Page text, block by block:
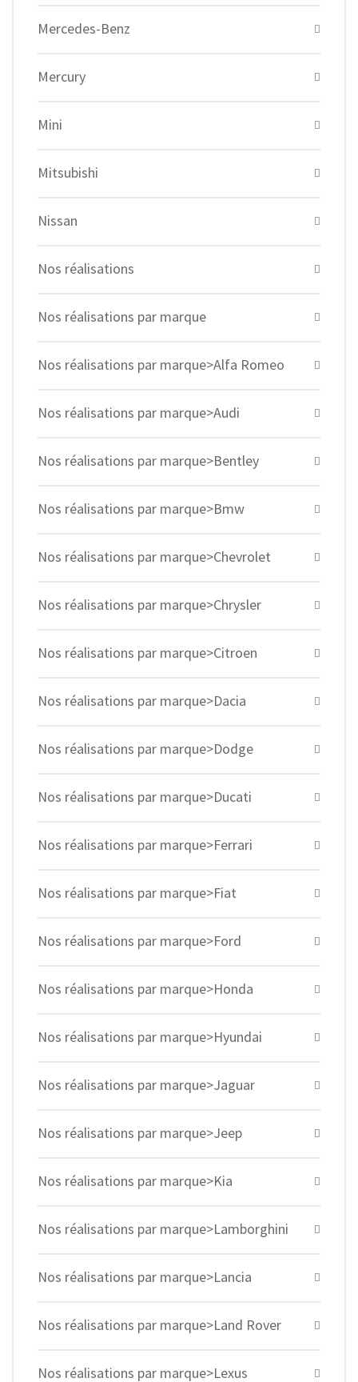
Mercedes-Benz
Mercury
Mini
Mitsubishi
Nissan
Nos réalisations
Nos réalisations par marque
Nos réalisations par marque>Alfa Romeo
Nos réalisations par marque>Audi
Nos réalisations par marque>Bentley
Nos réalisations par marque>Bmw
Nos réalisations par marque>Chevrolet
Nos réalisations par marque>Chrysler
Nos réalisations par marque>Citroen
Nos réalisations par marque>Dacia
Nos réalisations par marque>Dodge
Nos réalisations par marque>Ducati
Nos réalisations par marque>Ferrari
Nos réalisations par marque>Fiat
Nos réalisations par marque>Ford
Nos réalisations par marque>Honda
Nos réalisations par marque>Hyundai
Nos réalisations par marque>Jaguar
Nos réalisations par marque>Jeep
Nos réalisations par marque>Kia
Nos réalisations par marque>Lamborghini
Nos réalisations par marque>Lancia
Nos réalisations par marque>Land Rover
Nos réalisations par marque>Lexus